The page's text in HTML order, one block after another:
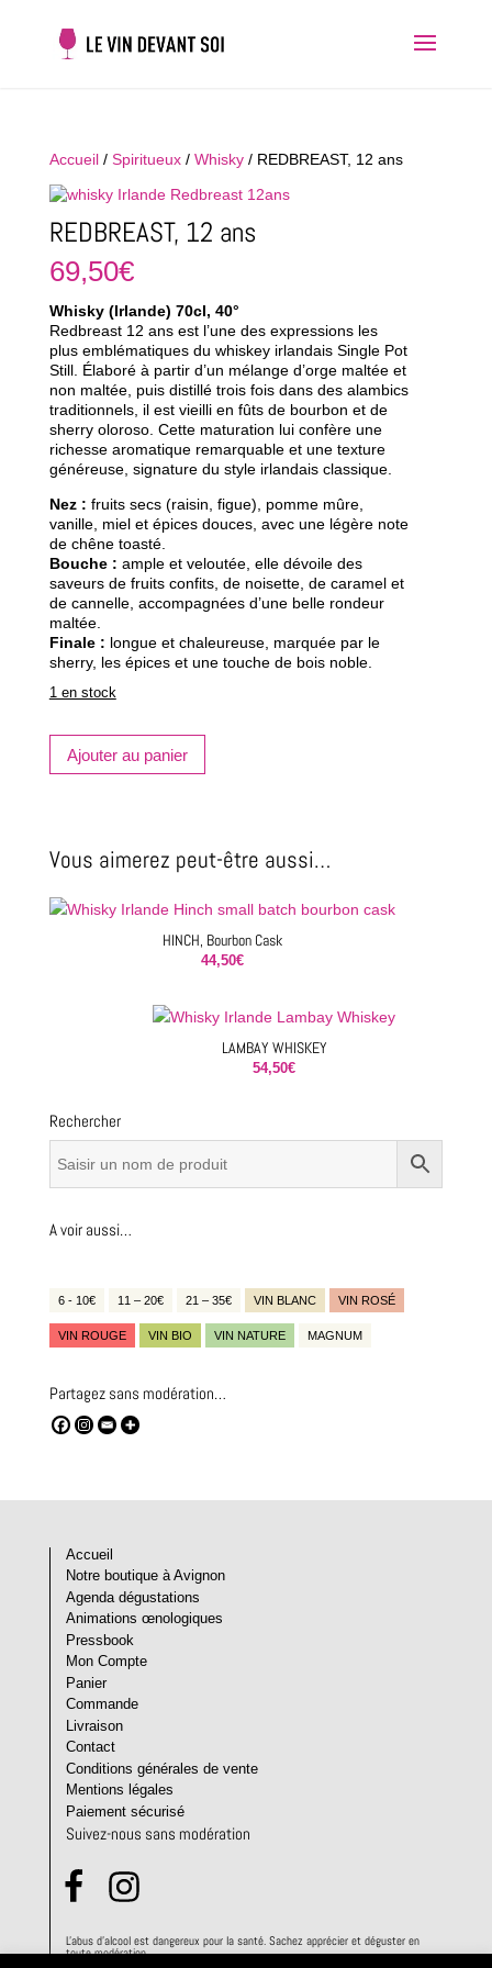
Accueil/ Spiritueux/ Whisky/ REDBREAST, 12 ans
REDBREAST, 12 ans
69,50€
Whisky (Irlande) 70cl, 40°
Redbreast 12 ans est l’une des expressions les
plus emblématiques du whiskey irlandais Single Pot
Still. Élaboré à partir d’un mélange d’orge maltée et
non maltée, puis distillé trois fois dans des alambics
traditionnels, il est vieilli en fûts de bourbon et de
sherry oloroso. Cette maturation lui confère une
richesse aromatique remarquable et une texture
généreuse, signature du style irlandais classique.
Nez : fruits secs (raisin, figue), pomme mûre,
vanille, miel et épices douces, avec une légère note
de chêne toasté.
Bouche : ample et veloutée, elle dévoile des
saveurs de fruits confits, de noisette, de caramel et
de cannelle, accompagnées d’une belle rondeur
maltée.
Finale : longue et chaleureuse, marquée par le
sherry, les épices et une touche de bois noble.
1 en stock
Ajouter au panier
Vous aimerez peut-être aussi…
HINCH, Bourbon Cask
44,50€
LAMBAY WHISKEY
54,50€
Rechercher
A voir aussi…
6 - 10€ 11 – 20€ 21 – 35€ VIN BLANC VIN ROSÉ
VIN ROUGE VIN BIO VIN NATURE MAGNUM
Partagez sans modération…
Accueil
Notre boutique à Avignon
Agenda dégustations
Animations œnologiques
Pressbook
Mon Compte
Panier
Commande
Livraison
Contact
Conditions générales de vente
Mentions légales
Paiement sécurisé
Suivez-nous sans modération
L'abus d'alcool est dangereux pour la santé. Sachez apprécier et déguster en
toute modération.